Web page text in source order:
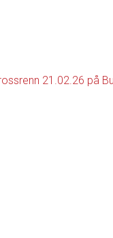
21.02.26 på